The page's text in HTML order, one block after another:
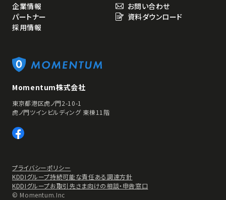
企業情報
パートナー
採用情報
お問い合わせ
資料ダウンロード
Momentum株式会社
東京都港区虎ノ門2-10-1
虎ノ門ツインビルディング 東棟11階
© Momentum.Inc
プライバシーポリシー
KDDIグループ持続可能な責任ある調達方針
KDDIグループお取引先さま向けの相談・申告窓口